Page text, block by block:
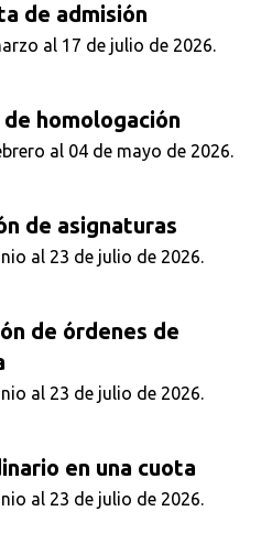
de admisión
al 17 de julio de 2026.
homologación
al 04 de mayo de 2026.
de asignaturas
al 23 de julio de 2026.
de órdenes de
al 23 de julio de 2026.
en una cuota
al 23 de julio de 2026.